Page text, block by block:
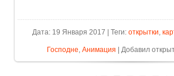
Дата: 19 Января 2017 | Теги: открытки,
Господне, Анимация | Добавил